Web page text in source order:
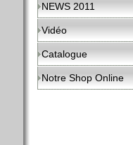
NEWS 2011
Vidéo
Catalogue
Notre Shop Online